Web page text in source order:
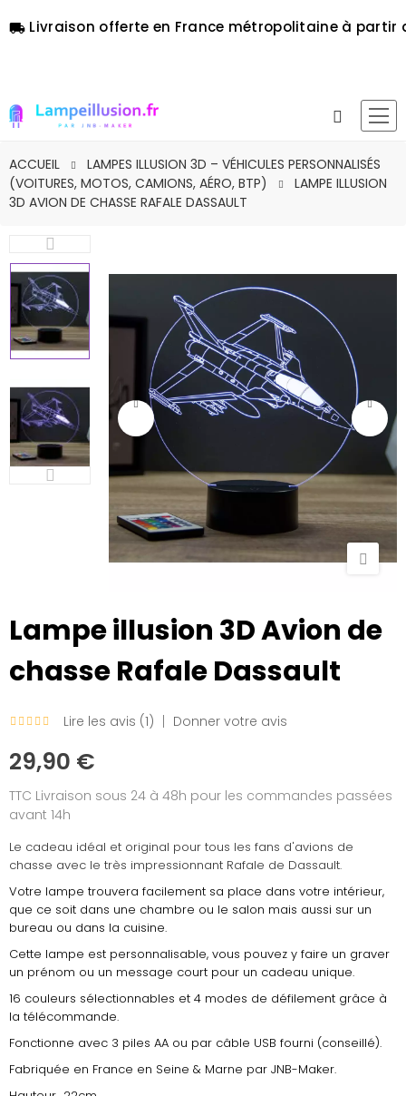
local_shipping Livraison offerte en France métropolitaine à partir
ACCUEIL
LAMPES ILLUSION 3D – VÉHICULES PERSONNALISÉS
(VOITURES, MOTOS, CAMIONS, AÉRO, BTP)
LAMPE ILLUSION
3D AVION DE CHASSE RAFALE DASSAULT
Lampe illusion 3D Avion de
chasse Rafale Dassault
Lire les avis (1) Donner votre avis
29,90 €
TTC Livraison sous 24 à 48h pour les commandes passées
avant 14h
Le cadeau idéal et original pour tous les fans d'avions de
chasse avec le très impressionnant Rafale de Dassault.
Votre lampe trouvera facilement sa place dans votre intérieur,
que ce soit dans une chambre ou le salon mais aussi sur un
bureau ou dans la cuisine.
Cette lampe est personnalisable, vous pouvez y faire un graver
un prénom ou un message court pour un cadeau unique.
16 couleurs sélectionnables et 4 modes de défilement grâce à
la télécommande.
Fonctionne avec 3 piles AA ou par câble USB fourni (conseillé).
Fabriquée en France en Seine & Marne par JNB-Maker.